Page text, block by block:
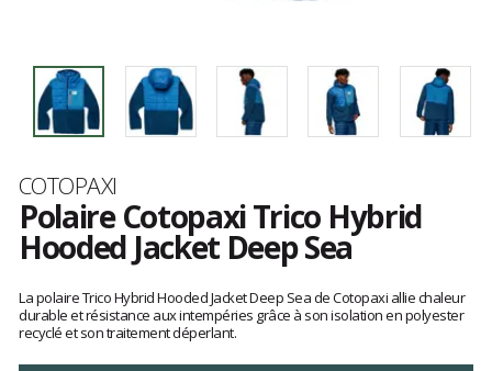
Marque
COTOPAXI
Polaire Cotopaxi Trico Hybrid
Hooded Jacket Deep Sea
avis
clients
La polaire Trico Hybrid Hooded Jacket Deep Sea de Cotopaxi allie chaleur
durable et résistance aux intempéries grâce à son isolation en polyester
recyclé et son traitement déperlant.